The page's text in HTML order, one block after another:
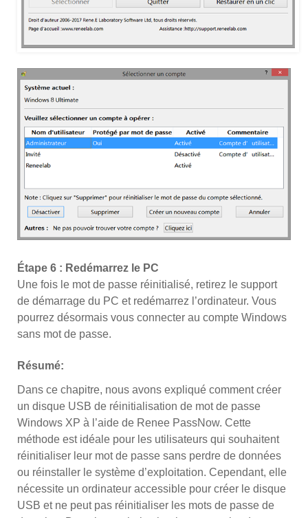
Étape 6 : Redémarrez le PC
Une fois le mot de passe réinitialisé, retirez le support
de démarrage du PC et redémarrez l’ordinateur. Vous
pourrez désormais vous connecter au compte Windows
sans mot de passe.
Résumé:
Dans ce chapitre, nous avons expliqué comment créer
un disque USB de réinitialisation de mot de passe
Windows XP à l’aide de Renee PassNow. Cette
méthode est idéale pour les utilisateurs qui souhaitent
réinitialiser leur mot de passe sans perdre de données
ou réinstaller le système d’exploitation. Cependant, elle
nécessite un ordinateur accessible pour créer le disque
USB et ne peut pas réinitialiser les mots de passe de